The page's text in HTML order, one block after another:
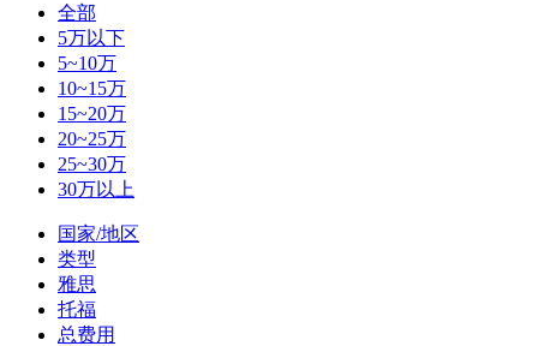
全部
5万以下
5~10万
10~15万
15~20万
20~25万
25~30万
30万以上
国家/地区
类型
雅思
托福
总费用